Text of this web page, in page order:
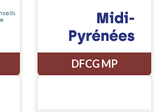
DFCG MP